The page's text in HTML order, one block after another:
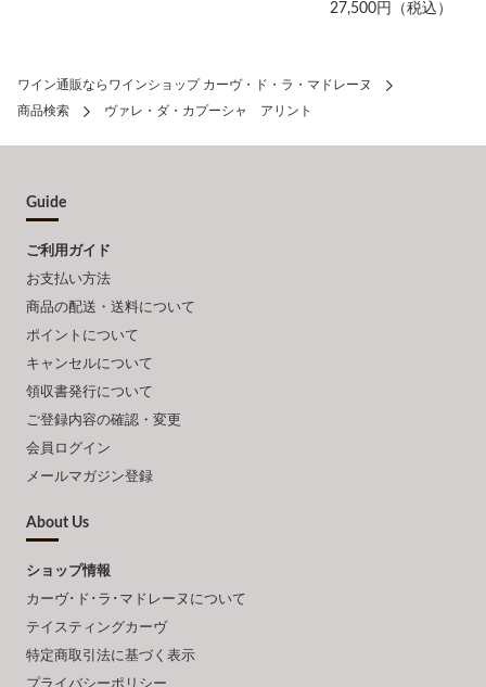
27,500円（税込）
ワイン通販ならワインショップ カーヴ・ド・ラ・マドレーヌ
商品検索
ヴァレ・ダ・カプーシャ アリント
Guide
ご利用ガイド
お支払い方法
商品の配送・送料について
ポイントについて
キャンセルについて
領収書発行について
ご登録内容の確認・変更
会員ログイン
メールマガジン登録
About Us
ショップ情報
カーヴ･ド･ラ･マドレーヌについて
テイスティングカーヴ
特定商取引法に基づく表示